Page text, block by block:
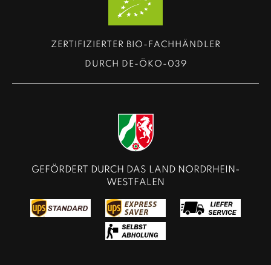
ZERTIFIZIERTER BIO-FACHHÄNDLER
DURCH DE-ÖKO-039
GEFÖRDERT DURCH DAS LAND NORDRHEIN-
WESTFALEN